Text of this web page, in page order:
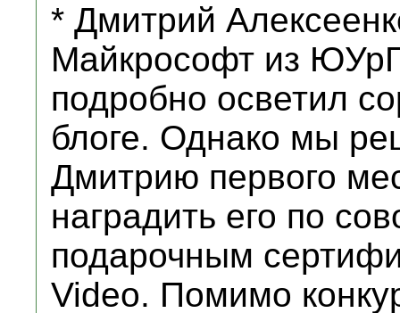
* Дмитрий
Майкрософт из
подробно осветил
блоге. Однако мы
Дмитрию первого
наградить его по
подарочным
Video. Помимо